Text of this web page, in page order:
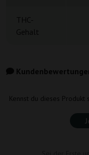
THC-
Gehalt
Kennst du dieses Produkt